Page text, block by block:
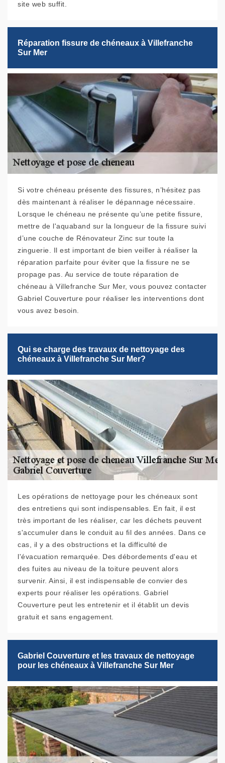
site web suffit.
Réparation fissure de chéneaux à Villefranche
Sur Mer
Si votre chéneau présente des fissures, n’hésitez pas
dès maintenant à réaliser le dépannage nécessaire.
Lorsque le chéneau ne présente qu’une petite fissure,
mettre de l'aquaband sur la longueur de la fissure suivi
d’une couche de Rénovateur Zinc sur toute la
zinguerie. Il est important de bien veiller à réaliser la
réparation parfaite pour éviter que la fissure ne se
propage pas. Au service de toute réparation de
chéneau à Villefranche Sur Mer, vous pouvez contacter
Gabriel Couverture pour réaliser les interventions dont
vous avez besoin.
Qui se charge des travaux de nettoyage des
chéneaux à Villefranche Sur Mer?
Les opérations de nettoyage pour les chéneaux sont
des entretiens qui sont indispensables. En fait, il est
très important de les réaliser, car les déchets peuvent
s'accumuler dans le conduit au fil des années. Dans ce
cas, il y a des obstructions et la difficulté de
l'évacuation remarquée. Des débordements d'eau et
des fuites au niveau de la toiture peuvent alors
survenir. Ainsi, il est indispensable de convier des
experts pour réaliser les opérations. Gabriel
Couverture peut les entretenir et il établit un devis
gratuit et sans engagement.
Gabriel Couverture et les travaux de nettoyage
pour les chéneaux à Villefranche Sur Mer